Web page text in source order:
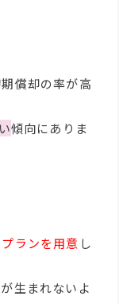
償却の率が高
傾向にありま
ランを用意 し
生まれないよ